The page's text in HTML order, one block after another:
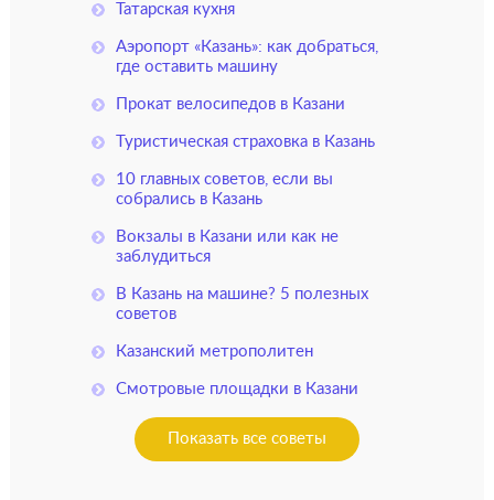
Татарская кухня
Аэропорт «Казань»: как добраться,
где оставить машину
Прокат велосипедов в Казани
Туристическая страховка в Казань
10 главных советов, если вы
собрались в Казань
Вокзалы в Казани или как не
заблудиться
В Казань на машине? 5 полезных
советов
Казанский метрополитен
Смотровые площадки в Казани
Показать все советы